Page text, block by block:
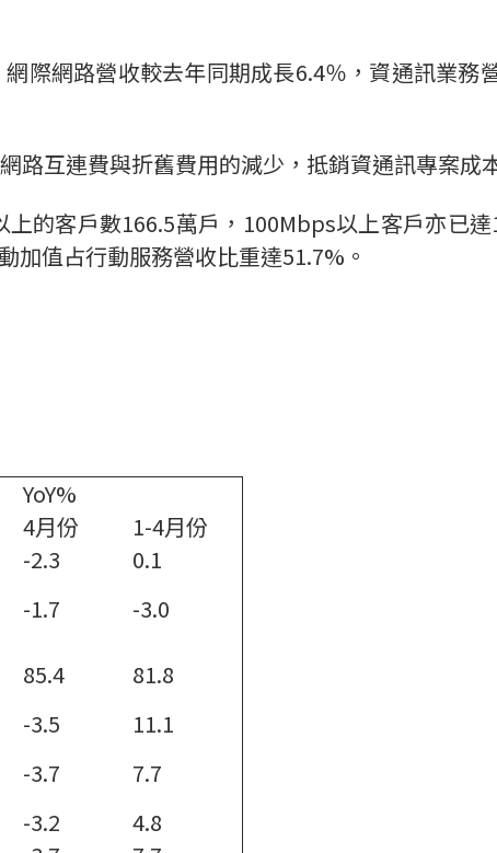
際網路營收較去年同期成長6.4％，資通訊業務
互連費與折舊費用的減少，抵銷資通訊專案成
的客戶數166.5萬戶，100Mbps以上客戶亦已
加值占行動服務營收比重達51.7%。
YoY%
4月份
1-4月份
-2.3
0.1
-1.7
-3.0
85.4
81.8
-3.5
11.1
-3.7
7.7
-3.2
4.8